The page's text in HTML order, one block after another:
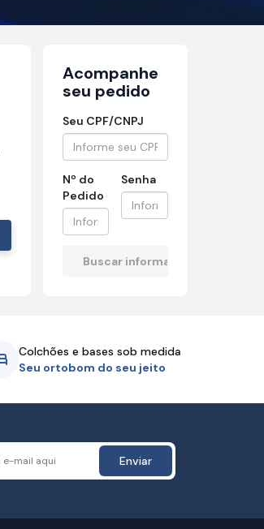
Acompanhe
seu pedido
Seu CPF/CNPJ
Nº do
Pedido
Senha
Colchões e bases sob medida
Seu ortobom do seu jeito
Enviar